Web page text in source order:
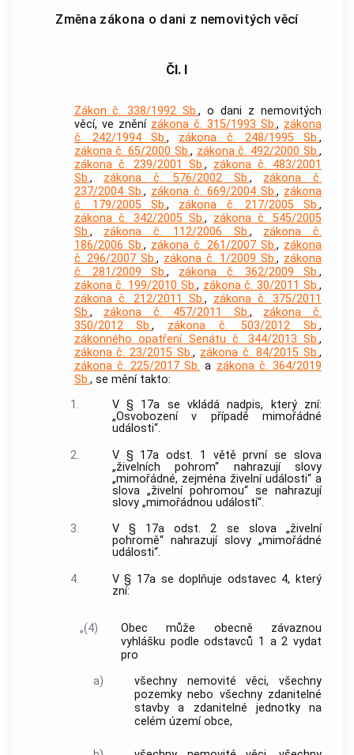
Změna zákona o dani z nemovitých věcí
Čl. I
Zákon č. 338/1992 Sb., o dani z nemovitých
věcí, ve znění zákona č. 315/1993 Sb., zákona
č. 242/1994 Sb., zákona č. 248/1995 Sb.,
zákona č. 65/2000 Sb., zákona č. 492/2000 Sb.,
zákona č. 239/2001 Sb., zákona č. 483/2001
Sb., zákona č. 576/2002 Sb., zákona č.
237/2004 Sb., zákona č. 669/2004 Sb., zákona
č. 179/2005 Sb., zákona č. 217/2005 Sb.,
zákona č. 342/2005 Sb., zákona č. 545/2005
Sb., zákona č. 112/2006 Sb., zákona č.
186/2006 Sb., zákona č. 261/2007 Sb., zákona
č. 296/2007 Sb., zákona č. 1/2009 Sb., zákona
č. 281/2009 Sb., zákona č. 362/2009 Sb.,
zákona č. 199/2010 Sb., zákona č. 30/2011 Sb.,
zákona č. 212/2011 Sb., zákona č. 375/2011
Sb., zákona č. 457/2011 Sb., zákona č.
350/2012 Sb., zákona č. 503/2012 Sb.,
zákonného opatření Senátu č. 344/2013 Sb.,
zákona č. 23/2015 Sb., zákona č. 84/2015 Sb.,
zákona č. 225/2017 Sb. a zákona č. 364/2019
Sb., se mění takto:
1.
V § 17a se vkládá nadpis, který zní:
„Osvobození v případě mimořádné
události“.
2.
V § 17a odst. 1 větě první se slova
„živelních pohrom“ nahrazují slovy
„mimořádné, zejména živelní události“ a
slova „živelní pohromou“ se nahrazují
slovy „mimořádnou událostí“.
3.
V § 17a odst. 2 se slova „živelní
pohromě“ nahrazují slovy „mimořádné
události“.
4.
V § 17a se doplňuje odstavec 4, který
zní:
„(4)
Obec může obecně závaznou
vyhlášku podle odstavců 1 a 2 vydat
pro
a)
všechny nemovité věci, všechny
pozemky nebo všechny zdanitelné
stavby a zdanitelné jednotky na
celém území obce,